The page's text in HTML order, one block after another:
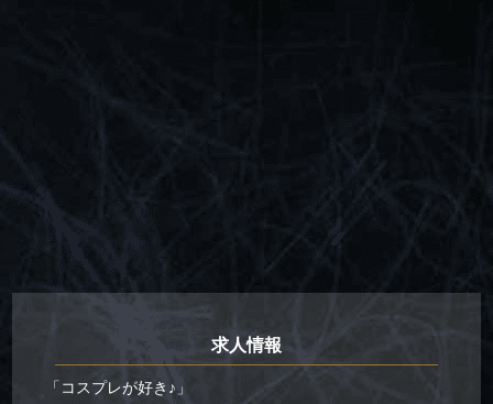
求人情報
「コスプレが好き♪」